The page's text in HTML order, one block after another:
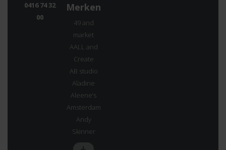
0416 74 32
00
Merken
49 and
market
AALL and
Create
AB studio
Aladine
Aleene’s
Amsterdam
Andy
Skinner